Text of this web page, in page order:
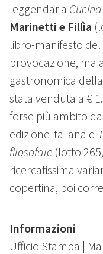
leggendaria
Marinetti e Fillìa
libro-manifesto
provocazione, ma
gastronomica
stata venduta a €
forse più ambito
edizione italiana di
filosofale (lotto
ricercatissima
copertina, poi
Informazioni
Ufficio Stampa |